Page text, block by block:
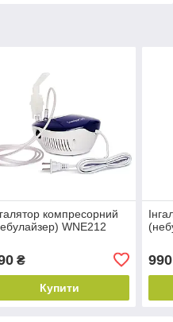
компресорний
WNE212
₴
Купити
990